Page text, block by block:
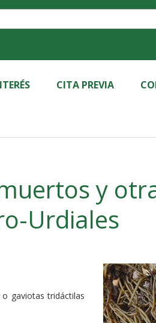
CITA PREVIA
y
Urdiales
gaviotas tridáctilas